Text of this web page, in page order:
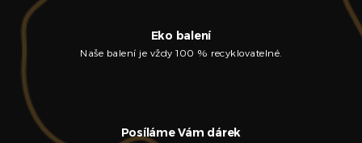
Eko balení
Naše balení je vždy 100 % recyklovatelné.
Posíláme Vám dárek